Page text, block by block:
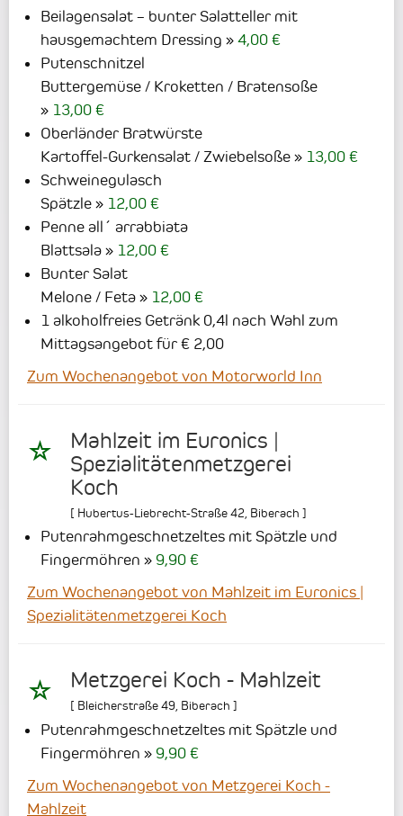
Beilagensalat – bunter Salatteller mit
hausgemachtem Dressing
4,00 €
Putenschnitzel
Buttergemüse / Kroketten / Bratensoße
13,00 €
Oberländer Bratwürste
Kartoffel-Gurkensalat / Zwiebelsoße
13,00 €
Schweinegulasch
Spätzle
12,00 €
Penne all´ arrabbiata
Blattsala
12,00 €
Bunter Salat
Melone / Feta
12,00 €
1 alkoholfreies Getränk 0,4l nach Wahl zum
Mittagsangebot für € 2,00
Zum Wochenangebot von Motorworld Inn
Mahlzeit im Euronics |
Spezialitätenmetzgerei
Koch
[ Hubertus-Liebrecht-Straße 42 Biberach ]
Putenrahmgeschnetzeltes mit Spätzle und
Fingermöhren
9,90 €
Zum Wochenangebot von Mahlzeit im Euronics |
Spezialitätenmetzgerei Koch
Metzgerei Koch - Mahlzeit
[ Bleicherstraße 49, Biberach ]
Putenrahmgeschnetzeltes mit Spätzle und
Fingermöhren
9,90 €
Zum Wochenangebot von Metzgerei Koch -
Mahlzeit